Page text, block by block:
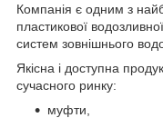
Компанія є одним з
пластикової
систем зовнішнього
Якісна і доступна
сучасного ринку:
муфти,